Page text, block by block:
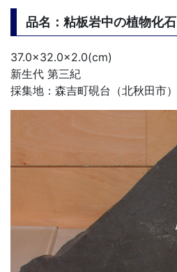
品名：粘板岩中の植物化石
37.0×32.0×2.0(cm)
新生代 第三紀
採集地：森吉町硯台（北秋田市）